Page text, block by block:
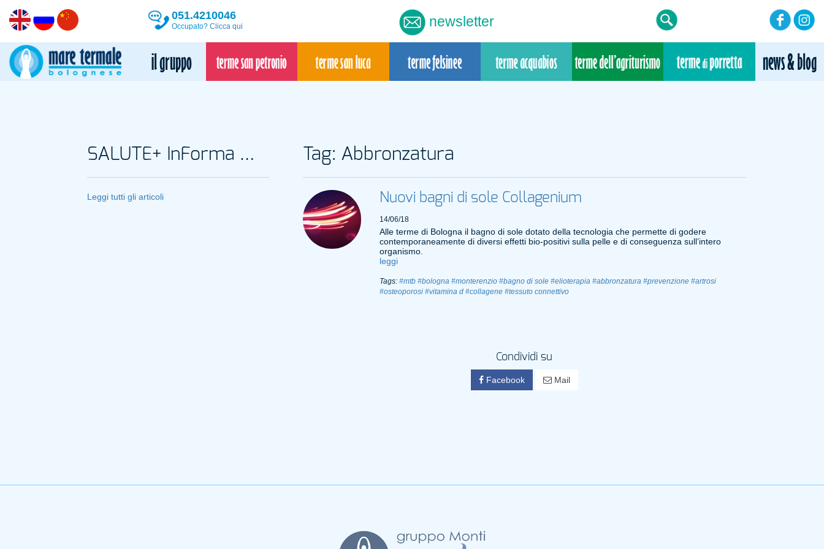
051.4210046
Occupato? Clicca qui newsletter
Tag: Abbronzatura
Nuovi bagni di sole Collagenium
14/06/18
Alle terme di Bologna il bagno di sole dotato della tecnologia che permette di godere
contemporaneamente di diversi effetti bio-positivi sulla pelle e di conseguenza sull’intero
organismo.
leggi
Tags:#mtb #bologna #monterenzio #bagno di sole #elioterapia #abbronzatura #prevenzione #artrosi
#osteoporosi #vitamina d #collagene #tessuto connettivo
Condividi su
Facebook Mail
SALUTE+ InForma Magazine
Leggi tutti gli articoli